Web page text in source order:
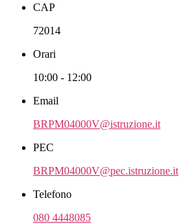
CAP
72014
Orari
10:00 - 12:00
Email
BRPM04000V@istruzione.it
PEC
BRPM04000V@pec.istruzione.it
Telefono
080 4448085